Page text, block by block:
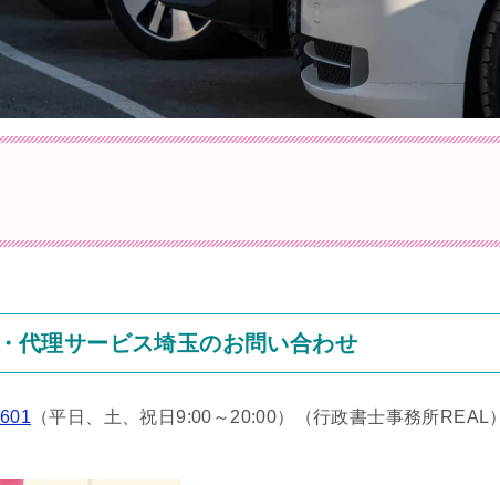
代理サービス埼玉のお問い合わせ
（平日、土、祝日9:00～20:00） （行政書士事務所REAL）